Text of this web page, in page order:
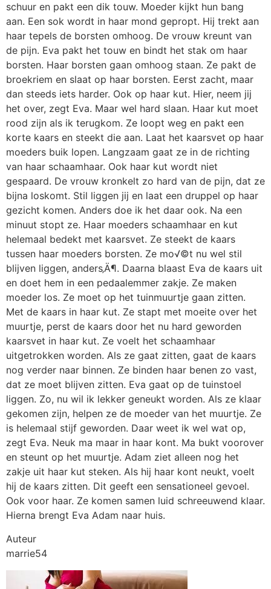
schuur en pakt een dik touw. Moeder kijkt hun bang
aan. Een sok wordt in haar mond gepropt. Hij trekt aan
haar tepels de borsten omhoog. De vrouw kreunt van
de pijn. Eva pakt het touw en bindt het stak om haar
borsten. Haar borsten gaan omhoog staan. Ze pakt de
broekriem en slaat op haar borsten. Eerst zacht, maar
dan steeds iets harder. Ook op haar kut. Hier, neem jij
het over, zegt Eva. Maar wel hard slaan. Haar kut moet
rood zijn als ik terugkom. Ze loopt weg en pakt een
korte kaars en steekt die aan. Laat het kaarsvet op haar
moeders buik lopen. Langzaam gaat ze in de richting
van haar schaamhaar. Ook haar kut wordt niet
gespaard. De vrouw kronkelt zo hard van de pijn, dat ze
bijna loskomt. Stil liggen jij en laat een druppel op haar
gezicht komen. Anders doe ik het daar ook. Na een
minuut stopt ze. Haar moeders schaamhaar en kut
helemaal bedekt met kaarsvet. Ze steekt de kaars
tussen haar moeders borsten. Ze mo√©t nu wel stil
blijven liggen, anders‚Ä¶. Daarna blaast Eva de kaars uit
en doet hem in een pedaalemmer zakje. Ze maken
moeder los. Ze moet op het tuinmuurtje gaan zitten.
Met de kaars in haar kut. Ze stapt met moeite over het
muurtje, perst de kaars door het nu hard geworden
kaarsvet in haar kut. Ze voelt het schaamhaar
uitgetrokken worden. Als ze gaat zitten, gaat de kaars
nog verder naar binnen. Ze binden haar benen zo vast,
dat ze moet blijven zitten. Eva gaat op de tuinstoel
liggen. Zo, nu wil ik lekker geneukt worden. Als ze klaar
gekomen zijn, helpen ze de moeder van het muurtje. Ze
is helemaal stijf geworden. Daar weet ik wel wat op,
zegt Eva. Neuk ma maar in haar kont. Ma bukt voorover
en steunt op het muurtje. Adam ziet alleen nog het
zakje uit haar kut steken. Als hij haar kont neukt, voelt
hij de kaars zitten. Dit geeft een sensationeel gevoel.
Ook voor haar. Ze komen samen luid schreeuwend klaar.
Hierna brengt Eva Adam naar huis.
Auteur
marrie54